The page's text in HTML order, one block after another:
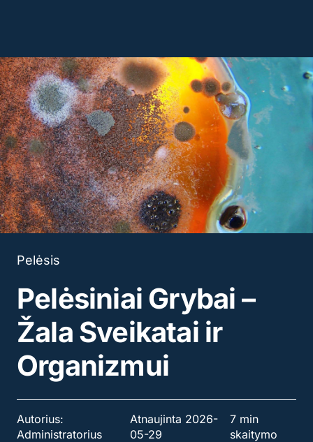
Pelėsis
Pelėsiniai Grybai –
Žala Sveikatai ir
Organizmui
Autorius:
Administratorius
Atnaujinta 2026-
05-29
7 min
skaitymo